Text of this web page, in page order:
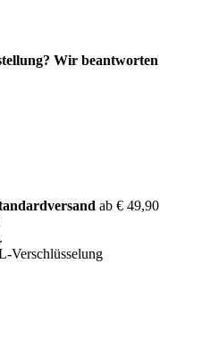
Wir beantworten
ab € 49,90
.
Verschlüsselung